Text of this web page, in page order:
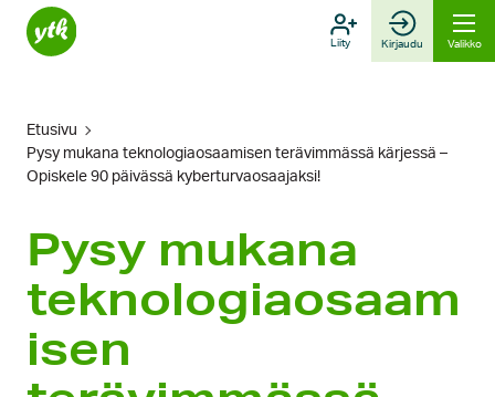
Hyppää
sisältöön
Liity Kirjaudu Valikko
Etusivu
Pysy mukana teknologiaosaamisen terävimmässä kärjessä –
Opiskele 90 päivässä kyberturvaosaajaksi!
Pysy mukana
teknologiaosaam
isen